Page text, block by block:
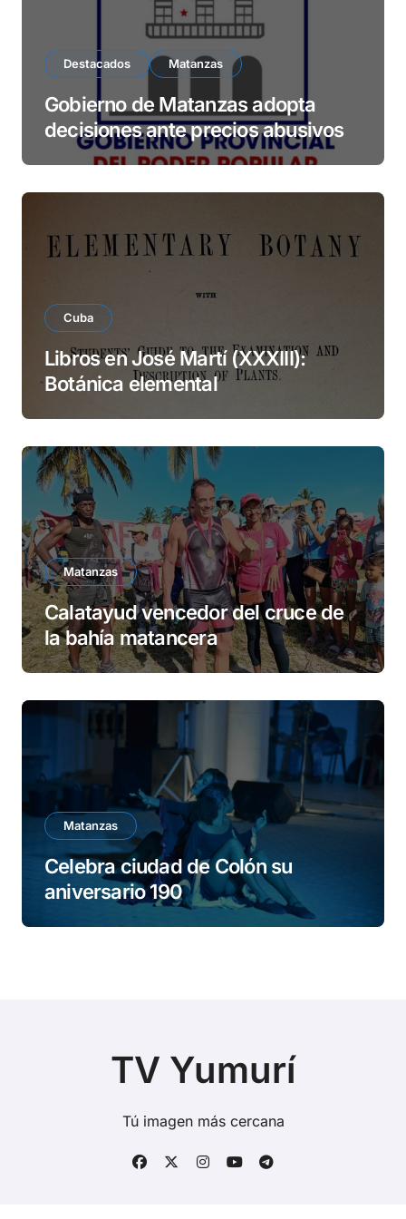
Destacados Matanzas
Gobierno de Matanzas adopta
decisiones ante precios abusivos
Cuba
Libros en José Martí (XXXIII):
Botánica elemental
Matanzas
Calatayud vencedor del cruce de
la bahía matancera
Matanzas
Celebra ciudad de Colón su
aniversario 190
TV Yumurí
Tú imagen más cercana